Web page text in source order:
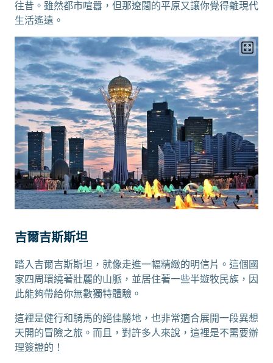
往昔。雖然都市喧囂，但那遼闊的平原又讓你覺得離現代
生活遙遠。
吉爾吉斯斯坦
踏入吉爾吉斯斯坦，就像走進一幅精緻的明信片。這個國
家四周環繞著壯麗的山脈，並居住著一些半遊牧民族，因
此能夠帶給你無數獨特體驗。
這裡是健行和騎馬的絕佳勝地，也非常適合展開一段異想
天開的冒險之旅。而且，對許多人來說，這裡是不需要辦
理簽證的！